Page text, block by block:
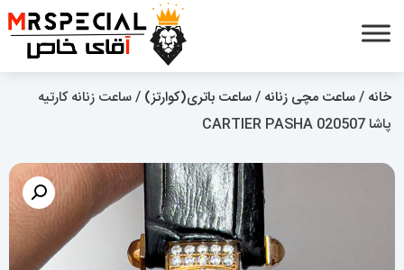
خانه /ساعت مچی زنانه /ساعت باتری(کوارتز) / ساعت زنانه کارتیه
پاشا CARTIER PASHA 020507